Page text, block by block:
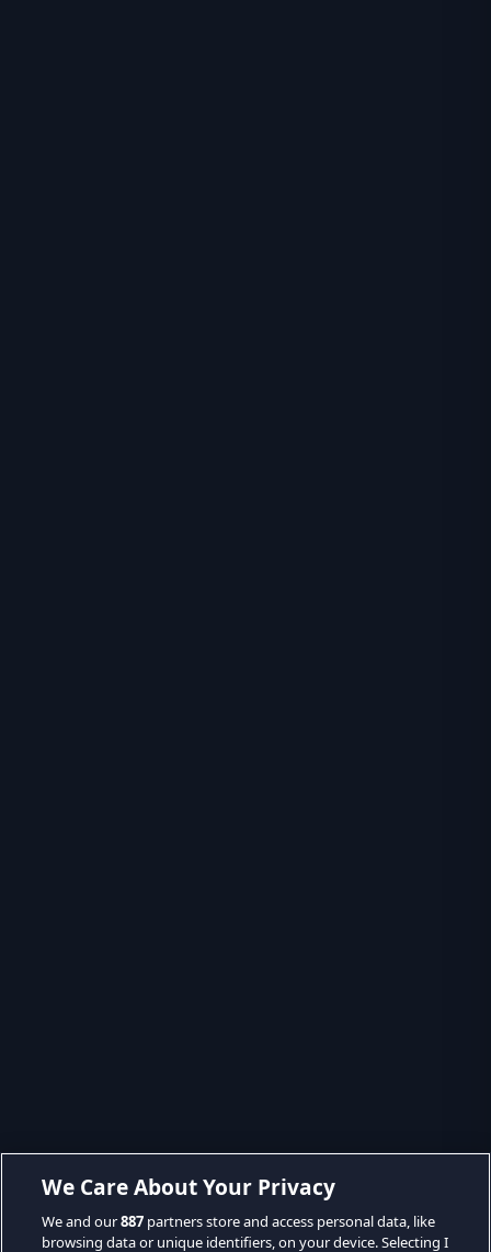
We Care About Your Privacy
We and our887 partners store and access personal data, like
browsing data or unique identifiers, on your device. Selecting I